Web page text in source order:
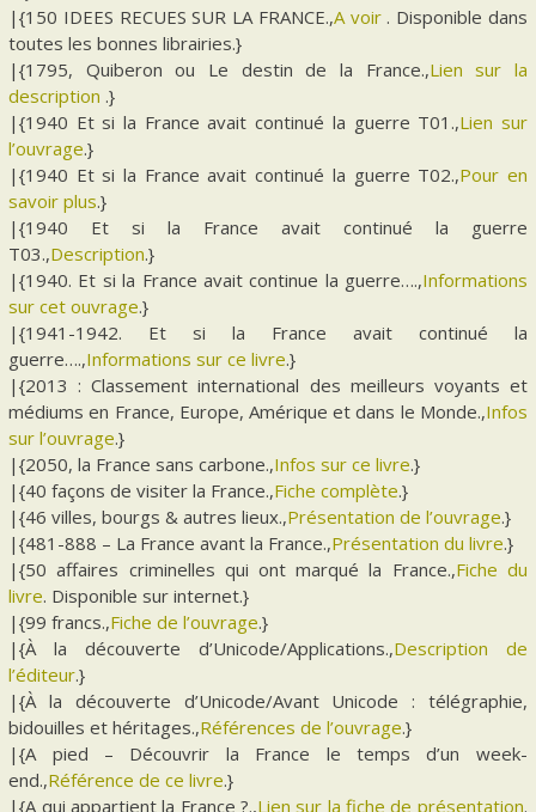
|{150 IDEES RECUES SUR LA FRANCE.,A voir . Disponible dans
toutes les bonnes librairies.}
|{1795, Quiberon ou Le destin de la France.,Lien sur la
description .}
|{1940 Et si la France avait continué la guerre T01.,Lien sur
l’ouvrage.}
|{1940 Et si la France avait continué la guerre T02.,Pour en
savoir plus.}
|{1940 Et si la France avait continué la guerre
T03.,Description.}
|{1940. Et si la France avait continue la guerre….,Informations
sur cet ouvrage.}
|{1941-1942. Et si la France avait continué la
guerre….,Informations sur ce livre.}
|{2013 : Classement international des meilleurs voyants et
médiums en France, Europe, Amérique et dans le Monde.,Infos
sur l’ouvrage.}
|{2050, la France sans carbone.,Infos sur ce livre.}
|{40 façons de visiter la France.,Fiche complète.}
|{46 villes, bourgs & autres lieux.,Présentation de l’ouvrage.}
|{481-888 – La France avant la France.,Présentation du livre.}
|{50 affaires criminelles qui ont marqué la France.,Fiche du
livre. Disponible sur internet.}
|{99 francs.,Fiche de l’ouvrage.}
|{À la découverte d’Unicode/Applications.,Description de
l’éditeur.}
|{À la découverte d’Unicode/Avant Unicode : télégraphie,
bidouilles et héritages.,Références de l’ouvrage.}
|{A pied – Découvrir la France le temps d’un week-
end.,Référence de ce livre.}
|{A qui appartient la France ?.,Lien sur la fiche de présentation.